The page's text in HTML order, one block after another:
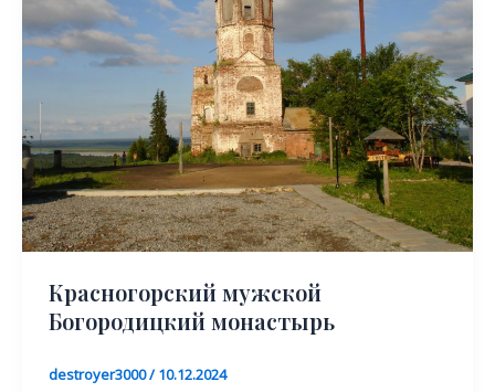
Красногорский мужской
Богородицкий монастырь
destroyer3000/10.12.2024